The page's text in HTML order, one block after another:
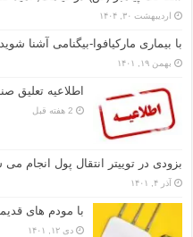
اردیبهشت ۳۰, ۱۴۰۴
با بیماری مارکیافوا-بیگنامی آشنا شوید
بهمن ۱۹, ۱۴۰۱
اطلاعیه تعلیق
2 هفته قبل
بزودی در توییتر انتقال پول انجام می
آذر ۴, ۱۴۰۱
با مودم های
دی ۱۲, ۱۴۰۱